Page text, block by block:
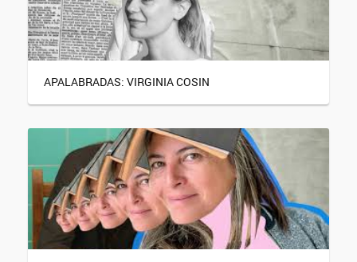
APALABRADAS: VIRGINIA COSIN